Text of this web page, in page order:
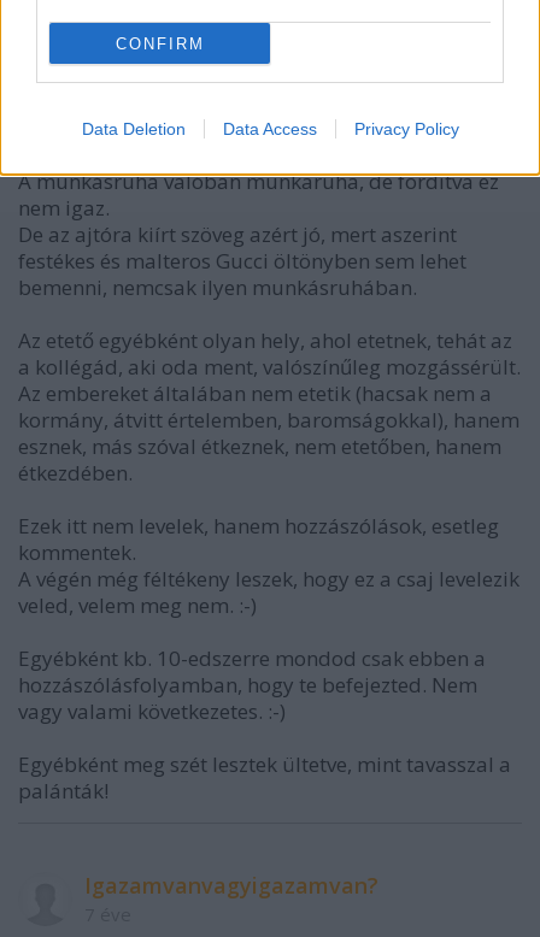
CONFIRM
Data Deletion Data Access Privacy Policy
@Igazamvanvagyigazamvan?
Nekem semmit, de nem is akartalak bántani, csak az
A munkásruha valóban munkaruha, de fordítva ez
nem igaz.
De az ajtóra kiírt szöveg azért jó, mert aszerint
festékes és malteros Gucci öltönyben sem lehet
bemenni, nemcsak ilyen munkásruhában.
Az etető egyébként olyan hely, ahol etetnek, tehát az
a kollégád, aki oda ment, valószínűleg mozgássérült.
Az embereket általában nem etetik (hacsak nem a
kormány, átvitt értelemben, baromságokkal), hanem
esznek, más szóval étkeznek, nem etetőben, hanem
étkezdében.
Ezek itt nem levelek, hanem hozzászólások, esetleg
kommentek.
A végén még féltékeny leszek, hogy ez a csaj levelezik
veled, velem meg nem. :-)
Egyébként kb. 10-edszerre mondod csak ebben a
hozzászólásfolyamban, hogy te befejezted. Nem
vagy valami következetes. :-)
Egyébként meg szét lesztek ültetve, mint tavasszal a
palánták!
Igazamvanvagyigazamvan?